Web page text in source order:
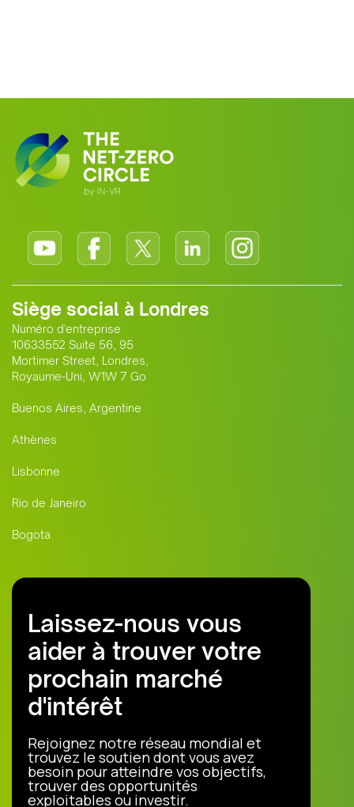
Siège social à Londres
Numéro d'entreprise
10633552 Suite 56, 95
Mortimer Street, Londres,
Royaume-Uni, W1W 7 Go
Buenos Aires, Argentine
Athènes
Lisbonne
Rio de Janeiro
Bogota
Laissez-nous vous
aider à trouver votre
prochain marché
d'intérêt
Rejoignez notre réseau mondial et
trouvez le soutien dont vous avez
besoin pour atteindre vos objectifs,
trouver des opportunités
exploitables ou investir.